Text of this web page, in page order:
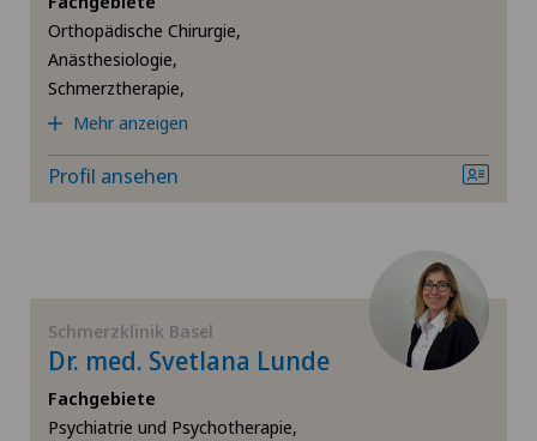
Homöopathie
Hüftarthrose
Hüftchirurgie
Neurologie
Orthopädische Chirurgie
Orthopädische Chirurgie,
Anästhesiologie,
Schmerztherapie,
Mehr anzeigen
Profil ansehen
Schmerzklinik Basel
Dr. med. Svetlana Lunde
Fachgebiete
Psychiatrie und Psychotherapie,